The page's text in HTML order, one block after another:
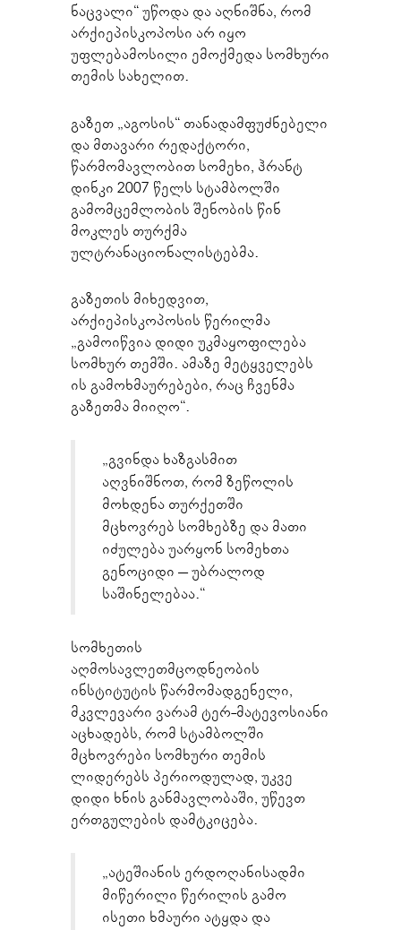
ნაცვალი“ უწოდა და აღნიშნა, რომ
არქიეპისკოპოსი არ იყო
უფლებამოსილი ემოქმედა სომხური
თემის სახელით.
გაზეთ „აგოსის“ თანადამფუძნებელი
და მთავარი რედაქტორი,
წარმომავლობით სომეხი, ჰრანტ
დინკი 2007 წელს სტამბოლში
გამომცემლობის შენობის წინ
მოკლეს თურქმა
ულტრანაციონალისტებმა.
გაზეთის მიხედვით,
არქიეპისკოპოსის წერილმა
„გამოიწვია დიდი უკმაყოფილება
სომხურ თემში. ამაზე მეტყველებს
ის გამოხმაურებები, რაც ჩვენმა
გაზეთმა მიიღო“.
„გვინდა ხაზგასმით
აღვნიშნოთ, რომ ზეწოლის
მოხდენა თურქეთში
მცხოვრებ სომხებზე და მათი
იძულება უარყონ სომეხთა
გენოციდი – უბრალოდ
საშინელებაა.“
სომხეთის
აღმოსავლეთმცოდნეობის
ინსტიტუტის წარმომადგენელი,
მკვლევარი ვარამ ტერ-მატევოსიანი
აცხადებს, რომ სტამბოლში
მცხოვრები სომხური თემის
ლიდერებს პერიოდულად, უკვე
დიდი ხნის განმავლობაში, უწევთ
ერთგულების დამტკიცება.
„ატეშიანის ერდოღანისადმი
მიწერილი წერილის გამო
ისეთი ხმაური ატყდა და